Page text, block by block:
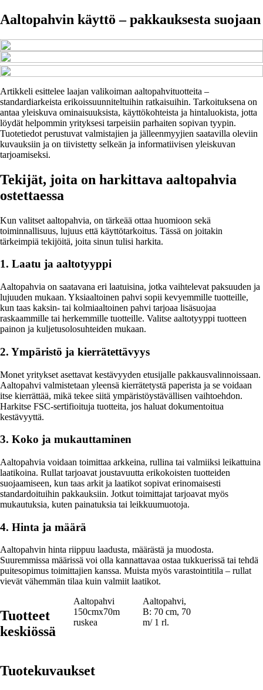
Aaltopahvin käyttö – pakkauksesta suojaan
Artikkeli esittelee laajan valikoiman aaltopahvituotteita –
standardiarkeista erikoissuunniteltuihin ratkaisuihin. Tarkoituksena on
antaa yleiskuva ominaisuuksista, käyttökohteista ja hintaluokista, jotta
löydät helpommin yrityksesi tarpeisiin parhaiten sopivan tyypin.
Tuotetiedot perustuvat valmistajien ja jälleenmyyjien saatavilla oleviin
kuvauksiin ja on tiivistetty selkeän ja informatiivisen yleiskuvan
tarjoamiseksi.
Tekijät, joita on harkittava aaltopahvia
ostettaessa
Kun valitset aaltopahvia, on tärkeää ottaa huomioon sekä
toiminnallisuus, lujuus että käyttötarkoitus. Tässä on joitakin
tärkeimpiä tekijöitä, joita sinun tulisi harkita.
1. Laatu ja aaltotyyppi
Aaltopahvia on saatavana eri laatuisina, jotka vaihtelevat paksuuden ja
lujuuden mukaan. Yksiaaltoinen pahvi sopii kevyemmille tuotteille,
kun taas kaksin- tai kolmiaaltoinen pahvi tarjoaa lisäsuojaa
raskaammille tai herkemmille tuotteille. Valitse aaltotyyppi tuotteen
painon ja kuljetusolosuhteiden mukaan.
2. Ympäristö ja kierrätettävyys
Monet yritykset asettavat kestävyyden etusijalle pakkausvalinnoissaan.
Aaltopahvi valmistetaan yleensä kierrätetystä paperista ja se voidaan
itse kierrättää, mikä tekee siitä ympäristöystävällisen vaihtoehdon.
Harkitse FSC-sertifioituja tuotteita, jos haluat dokumentoitua
kestävyyttä.
3. Koko ja mukauttaminen
Aaltopahvia voidaan toimittaa arkkeina, rullina tai valmiiksi leikattuina
laatikoina. Rullat tarjoavat joustavuutta erikokoisten tuotteiden
suojaamiseen, kun taas arkit ja laatikot sopivat erinomaisesti
standardoituihin pakkauksiin. Jotkut toimittajat tarjoavat myös
mukautuksia, kuten painatuksia tai leikkuumuotoja.
4. Hinta ja määrä
Aaltopahvin hinta riippuu laadusta, määrästä ja muodosta.
Suuremmissa määrissä voi olla kannattavaa ostaa tukkuerissä tai tehdä
puitesopimus toimittajien kanssa. Muista myös varastointitila – rullat
vievät vähemmän tilaa kuin valmiit laatikot.
Tuotteet
keskiössä
Aaltopahvi
150cmx70m
ruskea
Aaltopahvi,
B: 70 cm, 70
m/ 1 rl.
Tuotekuvaukset